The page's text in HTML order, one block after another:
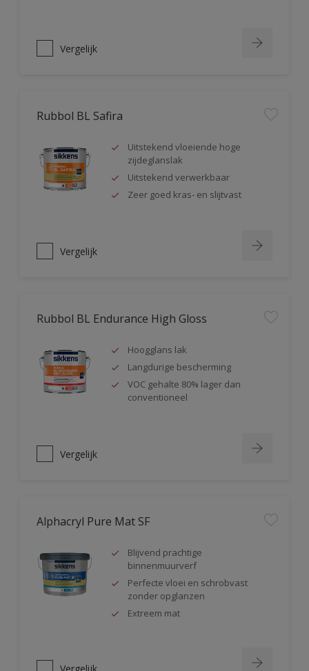
Vergelijk
Rubbol BL Safira
Uitstekend vloeiende hoge
zijdeglanslak
Uitstekend verwerkbaar
Zeer goed kras- en slijtvast
Vergelijk
Rubbol BL Endurance High Gloss
Hoogglans lak
Langdurige bescherming
VOC gehalte 80% lager dan
conventioneel
Vergelijk
Alphacryl Pure Mat SF
Blijvend prachtige
binnenmuurverf
Perfecte vloei en schrobvast
zonder opglanzen
Extreem mat
Vergelijk